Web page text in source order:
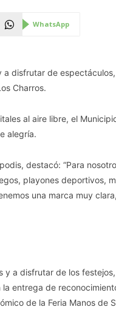
WhatsApp
disfrutar de
Charros.
al aire libre, el
alegría.
destacó: “Para
playones deportivos,
una marca muy
y a disfrutar de los
entrega de
de la Feria Manos de